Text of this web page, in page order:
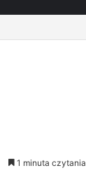
1 minuta czytania